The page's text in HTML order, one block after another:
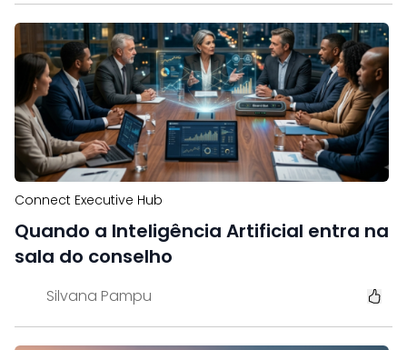
Connect Executive Hub
Quando a Inteligência Artificial entra na
sala do conselho
Silvana Pampu